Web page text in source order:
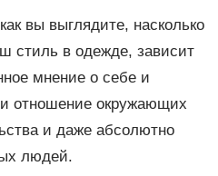
вы выглядите, насколько
стиль в одежде, зависит
мнение о себе и
отношение окружающих
и даже абсолютно
людей.